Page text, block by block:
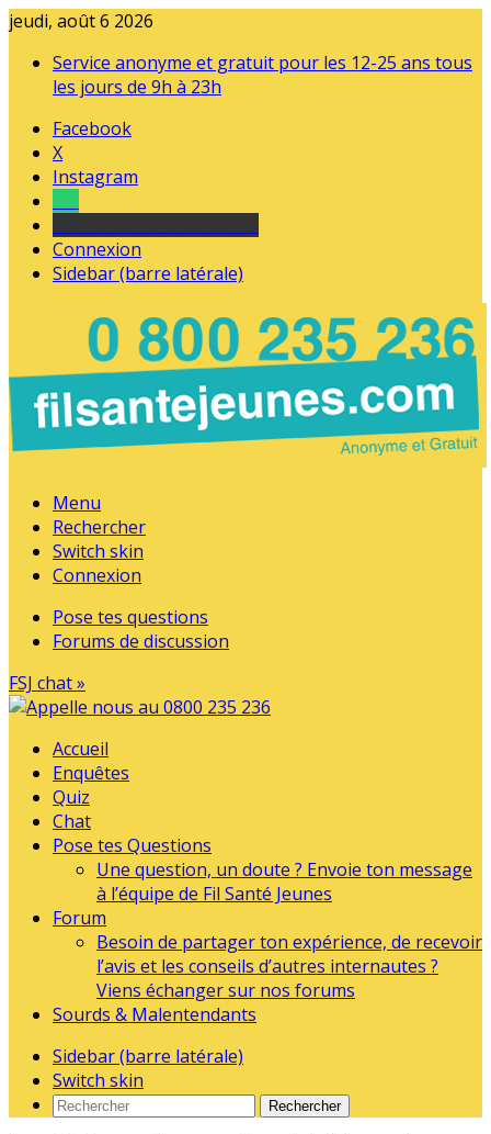
jeudi, août 6 2026
Service anonyme et gratuit pour les 12-25 ans tous
les jours de 9h à 23h
Facebook
X
Instagram
Connexion
Sidebar (barre latérale)
Menu
Rechercher
Switch skin
Connexion
Pose tes questions
Forums de discussion
FSJ chat »
Accueil
Enquêtes
Quiz
Chat
Pose tes Questions
Une question, un doute ? Envoie ton message
à l’équipe de Fil Santé Jeunes
Forum
Besoin de partager ton expérience, de recevoir
l’avis et les conseils d’autres internautes ?
Viens échanger sur nos forums
Sourds & Malentendants
Sidebar (barre latérale)
Switch skin
Rechercher